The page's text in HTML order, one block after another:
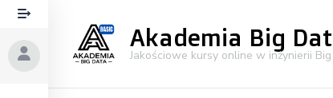
Akademia Big
Jakościowe kursy online w inżynierii